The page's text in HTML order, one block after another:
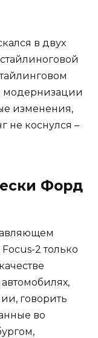
в двух
модернизации
изменения,
не коснулся –
Форд
2 только
говорить
во